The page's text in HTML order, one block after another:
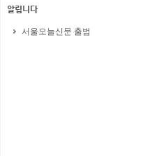
서울오늘신문 출범